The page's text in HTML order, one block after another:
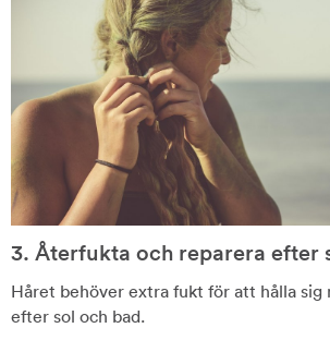
3. Återfukta och reparera efter
Håret behöver extra fukt för att hålla sig
efter sol och bad.